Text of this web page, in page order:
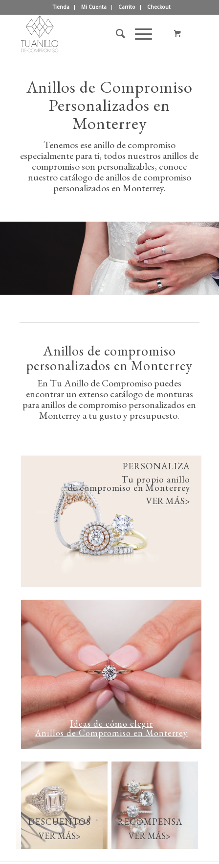
Tienda Mi Cuenta Carrito Checkout
Anillos de Compromiso
Personalizados en
Monterrey
Tenemos ese anillo de compromiso
especialmente para ti, todos nuestros anillos de
compromiso son personalizables, conoce
nuestro catálogo de anillos de compromiso
personalizados en Monterrey.
Anillos de compromiso
personalizados en Monterrey
En Tu Anillo de Compromiso puedes
encontrar un extenso catálogo de monturas
para anillos de compromiso personalizados en
Monterrey a tu gusto y presupuesto.
PERSONALIZA
Tu propio anillo
de compromiso en Monterrey
VER MÁS>
Ideas de cómo elegir
Anillos de Compromiso en Monterrey
DESCUENTOS
VER MÁS>
RECOMPENSA
VER MÁS>